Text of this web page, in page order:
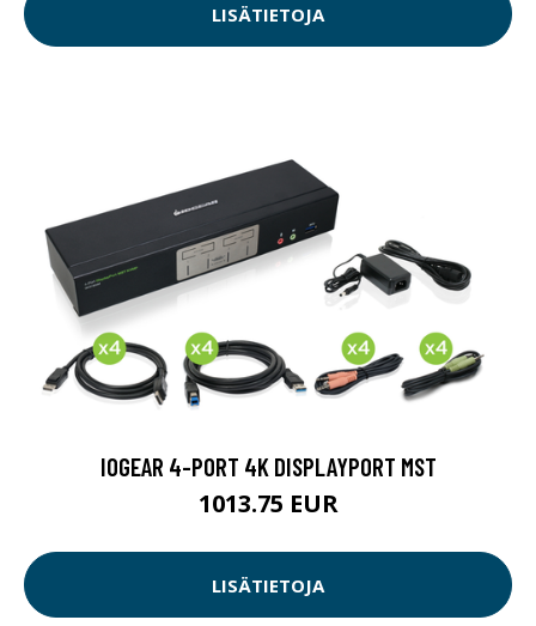
LISÄTIETOJA
IOGEAR 4-PORT 4K DISPLAYPORT MST
1013.75 EUR
LISÄTIETOJA